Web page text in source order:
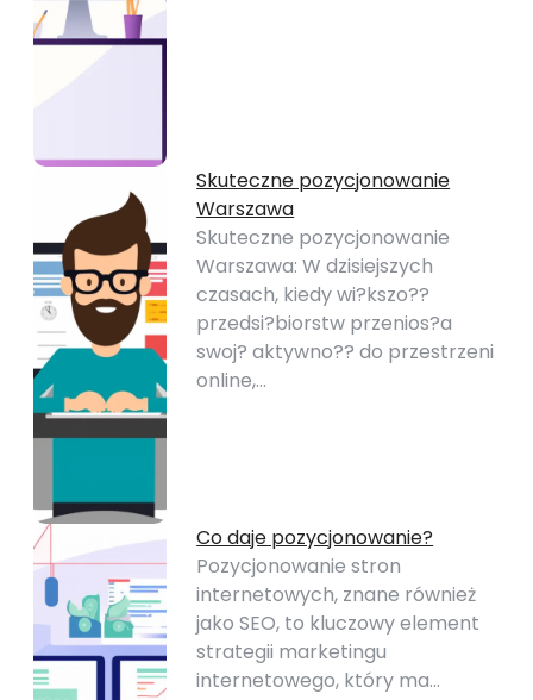
Skuteczne pozycjonowanie
Warszawa
Skuteczne pozycjonowanie
Warszawa: W dzisiejszych
czasach, kiedy wi?kszo??
przedsi?biorstw przenios?a
swoj? aktywno?? do przestrzeni
online,…
Co daje pozycjonowanie?
Pozycjonowanie stron
internetowych, znane również
jako SEO, to kluczowy element
strategii marketingu
internetowego, który ma…